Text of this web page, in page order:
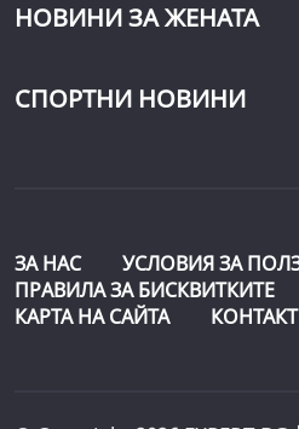
НОВИНИ ЗА ЖЕНАТА
СПОРТНИ НОВИНИ
ЗА НАС
УСЛОВИЯ ЗА
ПРАВИЛА ЗА БИСКВИТКИТЕ
КАРТА НА САЙТА